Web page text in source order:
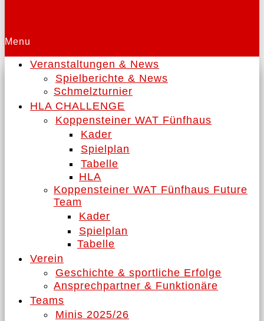
Menu
Veranstaltungen & News
Spielberichte & News
Schmelzturnier
HLA CHALLENGE
Koppensteiner WAT Fünfhaus
Kader
Spielplan
Tabelle
HLA
Koppensteiner WAT Fünfhaus Future
Team
Kader
Spielplan
Tabelle
Verein
Geschichte & sportliche Erfolge
Ansprechpartner & Funktionäre
Teams
Minis 2025/26